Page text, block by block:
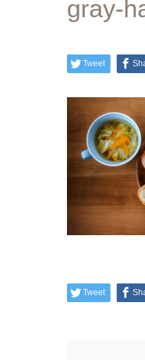
gray-
Tweet
Tweet